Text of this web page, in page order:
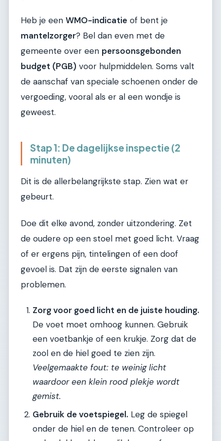
Heb je een WMO-indicatie of bent je
mantelzorger? Bel dan even met de
gemeente over een persoonsgebonden
budget (PGB) voor hulpmiddelen. Soms valt
de aanschaf van speciale schoenen onder de
vergoeding, vooral als er al een wondje is
geweest.
Stap 1: De dagelijkse inspectie (2
minuten)
Dit is de allerbelangrijkste stap. Zien wat er
gebeurt.
Doe dit elke avond, zonder uitzondering. Zet
de oudere op een stoel met goed licht. Vraag
of er ergens pijn, tintelingen of een doof
gevoel is. Dat zijn de eerste signalen van
problemen.
Zorg voor goed licht en de juiste houding.
De voet moet omhoog kunnen. Gebruik
een voetbankje of een krukje. Zorg dat de
zool en de hiel goed te zien zijn.
Veelgemaakte fout: te weinig licht
waardoor een klein rood plekje wordt
gemist.
Gebruik de voetspiegel. Leg de spiegel
onder de hiel en de tenen. Controleer op